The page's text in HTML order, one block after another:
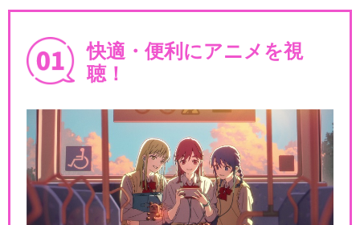
快適・便利にアニメを視
聴！